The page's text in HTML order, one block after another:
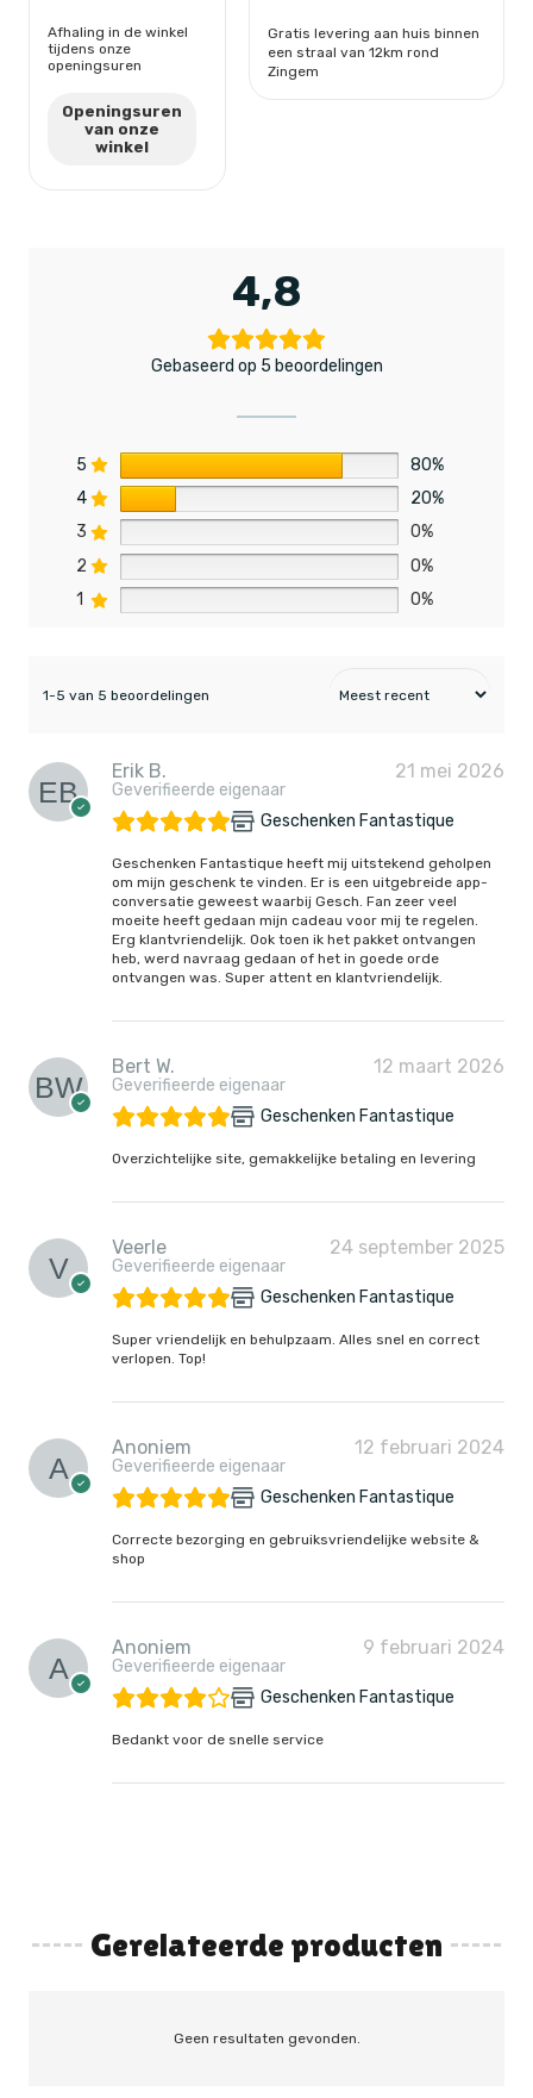
Afhaling in de winkel
tijdens onze
openingsuren
Openingsuren
van onze
winkel
Gratis levering aan huis binnen
een straal van 12km rond
Zingem
4,8
Gebaseerd op 5 beoordelingen
5
80%
4
20%
3
0%
2
0%
1
0%
1-5 van 5 beoordelingen
Erik B.
Geverifieerde eigenaar
21 mei 2026
Geschenken Fantastique
Geschenken Fantastique heeft mij uitstekend geholpen
om mijn geschenk te vinden. Er is een uitgebreide app-
conversatie geweest waarbij Gesch. Fan zeer veel
moeite heeft gedaan mijn cadeau voor mij te regelen.
Erg klantvriendelijk. Ook toen ik het pakket ontvangen
heb, werd navraag gedaan of het in goede orde
ontvangen was. Super attent en klantvriendelijk.
Bert W.
Geverifieerde eigenaar
12 maart 2026
Geschenken Fantastique
Overzichtelijke site, gemakkelijke betaling en levering
Veerle
Geverifieerde eigenaar
24 september 2025
Geschenken Fantastique
Super vriendelijk en behulpzaam. Alles snel en correct
verlopen. Top!
Anoniem
Geverifieerde eigenaar
12 februari 2024
Geschenken Fantastique
Correcte bezorging en gebruiksvriendelijke website &
shop
Anoniem
Geverifieerde eigenaar
9 februari 2024
Geschenken Fantastique
Bedankt voor de snelle service
Gerelateerde producten
Geen resultaten gevonden.